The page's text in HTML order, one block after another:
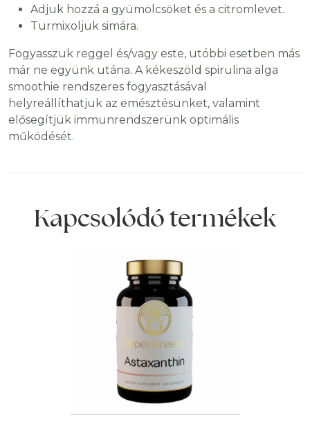
Adjuk hozzá a gyümölcsöket és a citromlevet.
Turmixoljuk simára.
Fogyasszuk reggel és/vagy este, utóbbi esetben más
már ne együnk utána. A kékeszöld spirulina alga
smoothie rendszeres fogyasztásával
helyreállíthatjuk az emésztésünket, valamint
elősegítjük immunrendszerünk optimális
működését.
Kapcsolódó termékek